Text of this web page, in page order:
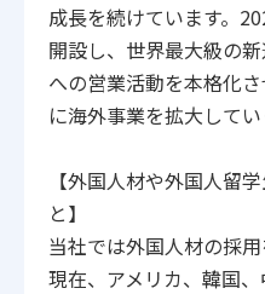
成長を続けています。
開設し、世界最大級の
への営業活動を本格化
に海外事業を拡大してい
【外国人材や外国人留
と】
当社では外国人材の採用
現在、アメリカ、韓国